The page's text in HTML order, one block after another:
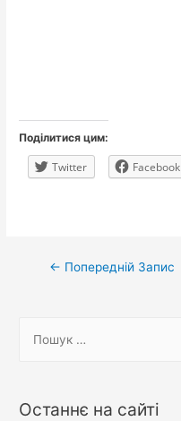
Поділитися цим:
Twitter Facebook
Навігація
← Попередній Запис
у
Останнє на сайті